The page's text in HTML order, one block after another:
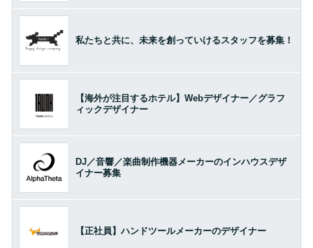
私たちと共に、未来を創っていけるスタッフを募集！
【海外が注目するホテル】Webデザイナー／グラフ
ィックデザイナー
DJ／音響／楽曲制作機器メーカーのインハウスデザ
イナー募集
【正社員】ハンドツールメーカーのデザイナー